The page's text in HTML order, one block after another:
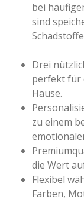
bei
sind
Drei
perfekt für
Hause.
zu einem
die Wert
Flexibel
Farben,